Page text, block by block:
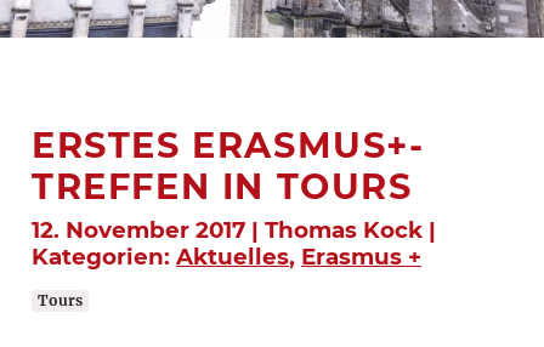
ERSTES ERASMUS+-
TREFFEN IN TOURS
12. November 2017 | Thomas Kock |
Kategorien: Aktuelles, Erasmus +
Tours